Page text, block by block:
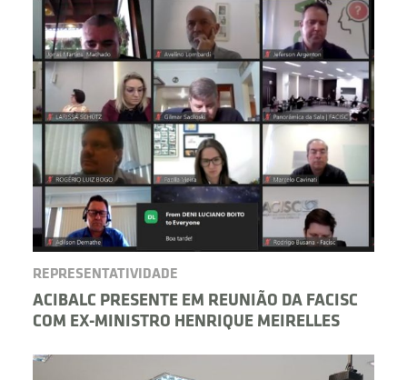
REPRESENTATIVIDADE
ACIBALC PRESENTE EM REUNIÃO DA FACISC
COM EX-MINISTRO HENRIQUE MEIRELLES